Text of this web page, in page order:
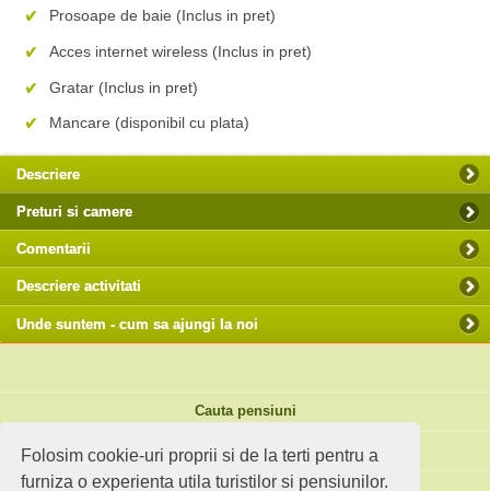
Folosim cookie-uri proprii si de la terti pentru a
furniza o experienta utila turistilor si pensiunilor.
Prosoape de baie (Inclus in pret)
Acces internet wireless (Inclus in pret)
Gratar (Inclus in pret)
Mancare (disponibil cu plata)
Descriere
Preturi si camere
Comentarii
Descriere activitati
Unde suntem - cum sa ajungi la noi
Cauta pensiuni
Idei de calatorie